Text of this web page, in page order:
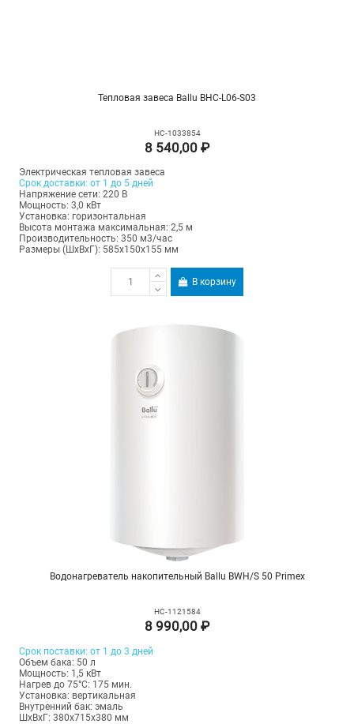
Тепловая завеса Ballu BHC-L06-S03
НС-1033854
8 540,00 ₽
Электрическая тепловая завеса
Срок доставки: от 1 до 5 дней
Напряжение сети: 220 В
Мощность: 3,0 кВт
Установка: горизонтальная
Высота монтажа максимальная: 2,5 м
Производительность: 350 м3/час
Размеры (ШхВхГ): 585х150х155 мм
В корзину
Водонагреватель накопительный Ballu BWH/S 50 Primex
НС-1121584
8 990,00 ₽
Срок поставки: от 1 до 3 дней
Объем бака: 50 л
Мощность: 1,5 кВт
Нагрев до 75°С: 175 мин.
Установка: вертикальная
Внутренний бак: эмаль
ШхВхГ: 380х715х380 мм